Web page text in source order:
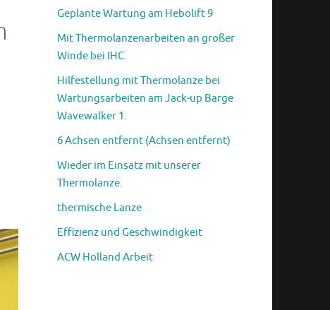
Geplante Wartung am Hebolift 9
Mit Thermolanzenarbeiten an großer
Winde bei IHC.
Hilfestellung mit Thermolanze bei
Wartungsarbeiten am Jack-up Barge
Wavewalker 1.
6 Achsen entfernt (Achsen entfernt)
Wieder im Einsatz mit unserer
Thermolanze.
thermische Lanze
Effizienz und Geschwindigkeit
ACW Holland Arbeit